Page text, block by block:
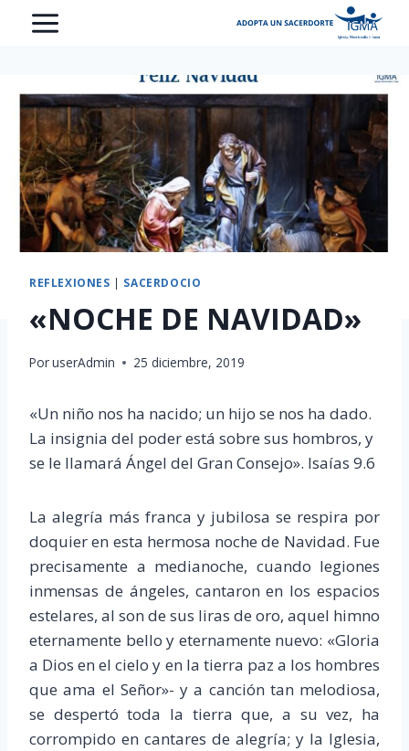
Saltar
REFLEXIONES | SACERDOCIO
«NOCHE DE NAVIDAD»
PoruserAdmin 25 diciembre, 2019
«Un niño nos ha nacido; un hijo se nos ha dado.
La insignia del poder está sobre sus hombros, y
se le llamará Ángel del Gran Consejo». Isaías 9.6
La alegría más franca y jubilosa se respira por
doquier en esta hermosa noche de Navidad. Fue
precisamente a medianoche, cuando legiones
inmensas de ángeles, cantaron en los espacios
estelares, al son de sus liras de oro, aquel himno
eternamente bello y eternamente nuevo: «Gloria
a Dios en el cielo y en la tierra paz a los hombres
que ama el Señor»- y a canción tan melodiosa,
se despertó toda la tierra que, a su vez, ha
corrompido en cantares de alegría; y la Iglesia,